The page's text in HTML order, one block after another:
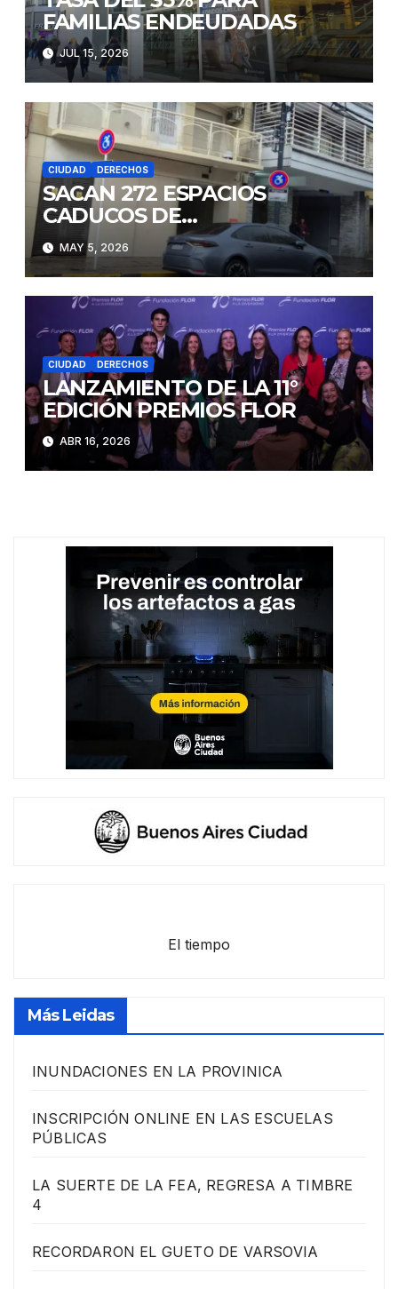
FAMILIAS ENDEUDADAS
JUL 15, 2026
CIUDAD DERECHOS
SACAN 272 ESPACIOS
CADUCOS DE
DISCAPACITADOS
MAY 5, 2026
CIUDAD DERECHOS
LANZAMIENTO DE LA 11°
EDICIÓN PREMIOS FLOR
ABR 16, 2026
El tiempo
Más Leidas
INUNDACIONES EN LA PROVINICA
INSCRIPCIÓN ONLINE EN LAS ESCUELAS
PÚBLICAS
LA SUERTE DE LA FEA, REGRESA A TIMBRE
4
RECORDARON EL GUETO DE VARSOVIA